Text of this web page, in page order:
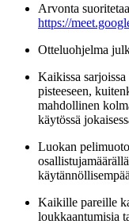
Arvonta
https://
Otteluohjelma
Kaikissa
pisteeseen,
mahdollinen
käytössä
Luokan
käytännöllisempää
Kaikille pareille
loukkaantumisia